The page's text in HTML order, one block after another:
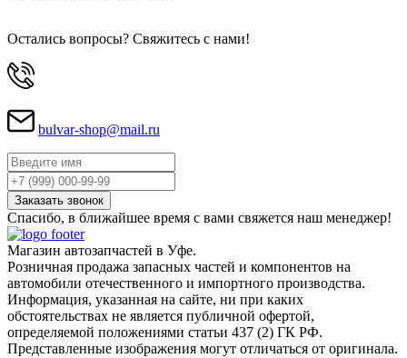
Остались вопросы? Свяжитесь с нами!
bulvar-shop@mail.ru
Спасибо, в ближайшее время с вами свяжется наш менеджер!
Магазин автозапчастей в Уфе.
Розничная продажа запасных частей и компонентов на
автомобили отечественного и импортного производства.
Информация, указанная на сайте, ни при каких
обстоятельствах не является публичной офертой,
определяемой положениями статьи 437 (2) ГК РФ.
Представленные изображения могут отличаться от оригинала.